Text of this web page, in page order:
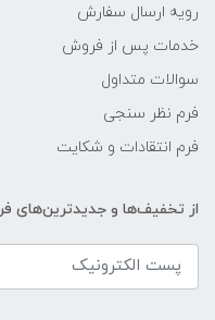
رویه ارسال سفارش
خدمات پس از فروش
سوالات متداول
فرم نظر سنجی
فرم انتقادات و شکایت
از تخفیف‌ها و جدیدترین‌های